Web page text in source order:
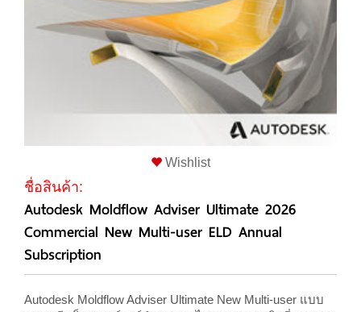
Wishlist
ชื่อสินค้า:
Autodesk Moldflow Adviser Ultimate 2026
Commercial New Multi-user ELD Annual
Subscription
Autodesk Moldflow Adviser Ultimate New Multi-user แบบ